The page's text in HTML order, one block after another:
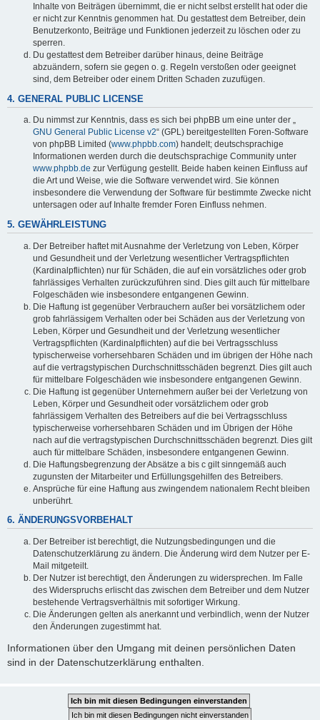
Inhalte von Beiträgen übernimmt, die er nicht selbst erstellt hat oder die
er nicht zur Kenntnis genommen hat. Du gestattest dem Betreiber, dein
Benutzerkonto, Beiträge und Funktionen jederzeit zu löschen oder zu
sperren.
Du gestattest dem Betreiber darüber hinaus, deine Beiträge
abzuändern, sofern sie gegen o. g. Regeln verstoßen oder geeignet
sind, dem Betreiber oder einem Dritten Schaden zuzufügen.
4. GENERAL PUBLIC LICENSE
Du nimmst zur Kenntnis, dass es sich bei phpBB um eine unter der „
GNU General Public License v2“ (GPL) bereitgestellten Foren-Software
von phpBB Limited (www.phpbb.com) handelt; deutschsprachige
Informationen werden durch die deutschsprachige Community unter
www.phpbb.de zur Verfügung gestellt. Beide haben keinen Einfluss auf
die Art und Weise, wie die Software verwendet wird. Sie können
insbesondere die Verwendung der Software für bestimmte Zwecke nicht
untersagen oder auf Inhalte fremder Foren Einfluss nehmen.
5. GEWÄHRLEISTUNG
Der Betreiber haftet mit Ausnahme der Verletzung von Leben, Körper
und Gesundheit und der Verletzung wesentlicher Vertragspflichten
(Kardinalpflichten) nur für Schäden, die auf ein vorsätzliches oder grob
fahrlässiges Verhalten zurückzuführen sind. Dies gilt auch für mittelbare
Folgeschäden wie insbesondere entgangenen Gewinn.
Die Haftung ist gegenüber Verbrauchern außer bei vorsätzlichem oder
grob fahrlässigem Verhalten oder bei Schäden aus der Verletzung von
Leben, Körper und Gesundheit und der Verletzung wesentlicher
Vertragspflichten (Kardinalpflichten) auf die bei Vertragsschluss
typischerweise vorhersehbaren Schäden und im übrigen der Höhe nach
auf die vertragstypischen Durchschnittsschäden begrenzt. Dies gilt auch
für mittelbare Folgeschäden wie insbesondere entgangenen Gewinn.
Die Haftung ist gegenüber Unternehmern außer bei der Verletzung von
Leben, Körper und Gesundheit oder vorsätzlichem oder grob
fahrlässigem Verhalten des Betreibers auf die bei Vertragsschluss
typischerweise vorhersehbaren Schäden und im Übrigen der Höhe
nach auf die vertragstypischen Durchschnittsschäden begrenzt. Dies gilt
auch für mittelbare Schäden, insbesondere entgangenen Gewinn.
Die Haftungsbegrenzung der Absätze a bis c gilt sinngemäß auch
zugunsten der Mitarbeiter und Erfüllungsgehilfen des Betreibers.
Ansprüche für eine Haftung aus zwingendem nationalem Recht bleiben
unberührt.
6. ÄNDERUNGSVORBEHALT
Der Betreiber ist berechtigt, die Nutzungsbedingungen und die
Datenschutzerklärung zu ändern. Die Änderung wird dem Nutzer per E-
Mail mitgeteilt.
Der Nutzer ist berechtigt, den Änderungen zu widersprechen. Im Falle
des Widerspruchs erlischt das zwischen dem Betreiber und dem Nutzer
bestehende Vertragsverhältnis mit sofortiger Wirkung.
Die Änderungen gelten als anerkannt und verbindlich, wenn der Nutzer
den Änderungen zugestimmt hat.
Informationen über den Umgang mit deinen persönlichen Daten
sind in der Datenschutzerklärung enthalten.